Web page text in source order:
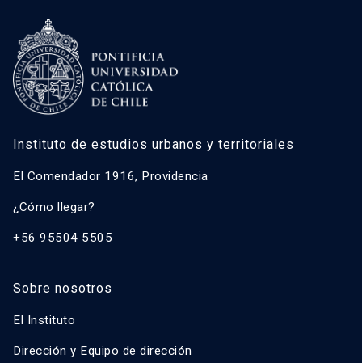
Instituto de estudios urbanos y territoriales
El Comendador 1916, Providencia
¿Cómo llegar?
+56 95504 5505
Sobre nosotros
El Instituto
Dirección y Equipo de dirección